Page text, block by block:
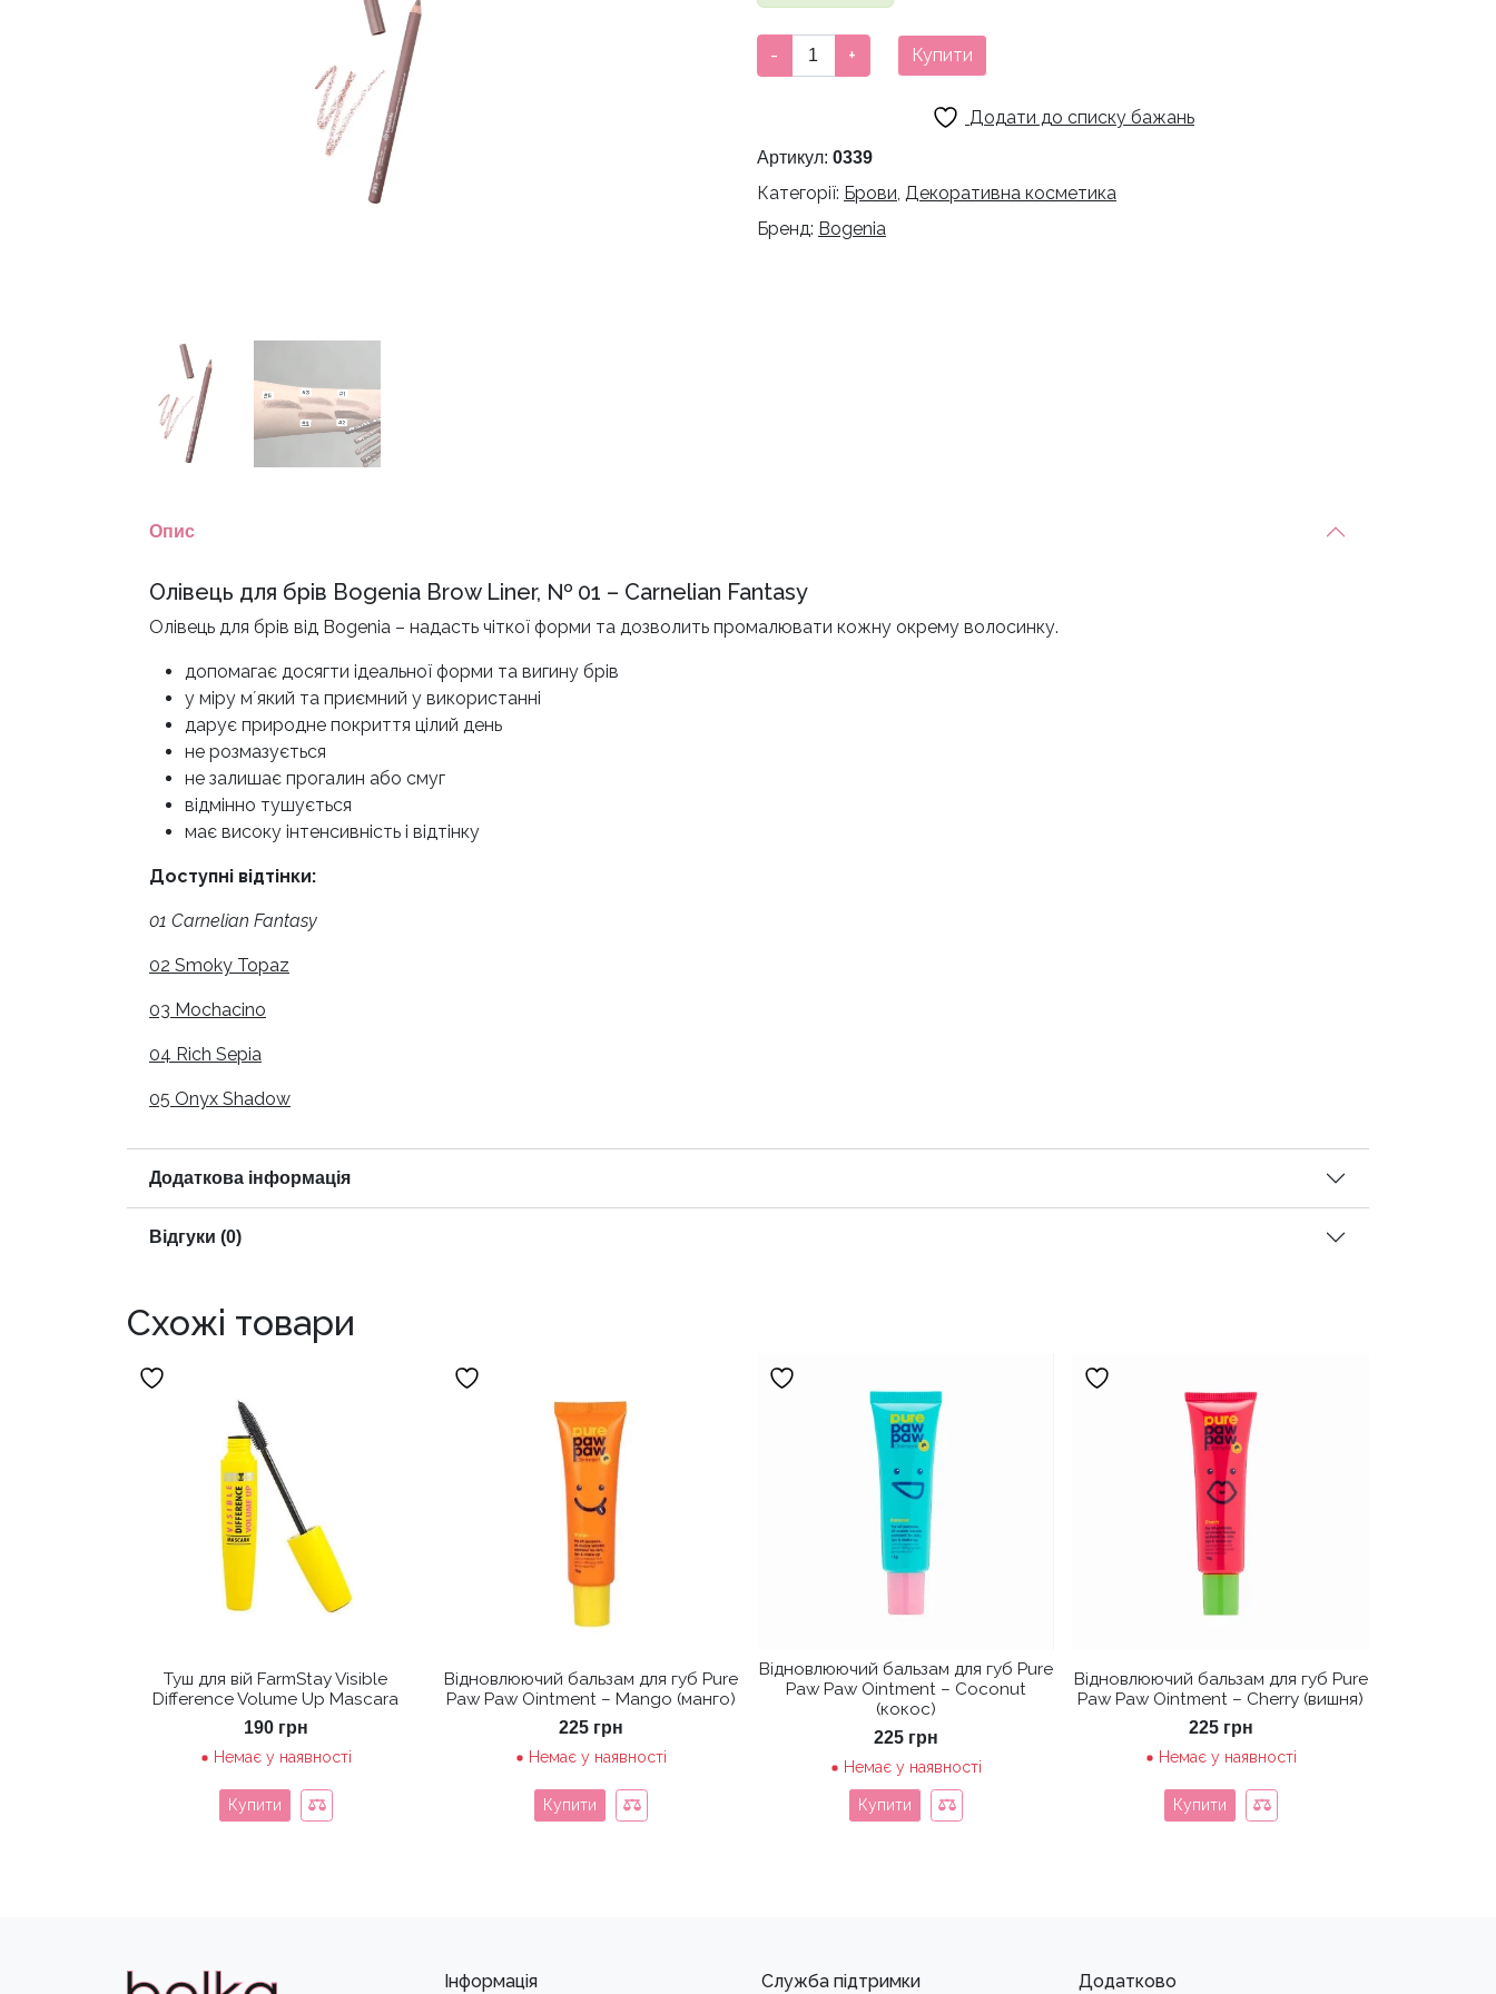
Олівець
для
-
кількість
- + Купити
Додати до списку бажань
Артикул: 0339
Категорії: Брови, Декоративна косметика
Бренд: Bogenia
Опис
Олівець для брів Bogenia Brow Liner, № 01 – Carnelian Fantasy
Олівець для брів від Bogenia – надасть чіткої форми та дозволить промалювати кожну окрему волосинку.
допомагає досягти ідеальної форми та вигину брів
у міру мʼякий та приємний у використанні
дарує природне покриття цілий день
не розмазується
не залишає прогалин або смуг
відмінно тушується
має високу інтенсивність і відтінку
Доступні відтінки:
01 Carnelian Fantasy
02 Smoky Topaz
03 Mochacino
04 Rich Sepia
05 Onyx Shadow
Додаткова інформація
Відгуки (0)
Схожі товари
Туш для вій FarmStay Visible
Difference Volume Up Mascara
190 грн
Немає у наявності
Купити
Відновлюючий бальзам для губ Pure
Paw Paw Ointment – Mango (манго)
225 грн
Немає у наявності
Купити
Відновлюючий бальзам для губ Pure
Paw Paw Ointment – Coconut
(кокос)
225 грн
Немає у наявності
Купити
Відновлюючий бальзам для губ Pure
Paw Paw Ointment – Cherry (вишня)
225 грн
Немає у наявності
Купити
Служба підтримки
Інформація Додатково